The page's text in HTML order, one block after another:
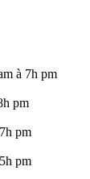
à 7h pm
pm
pm
pm